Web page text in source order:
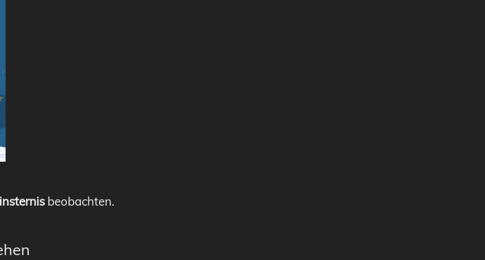
beobachten.